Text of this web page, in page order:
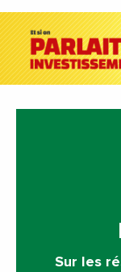
Sur les